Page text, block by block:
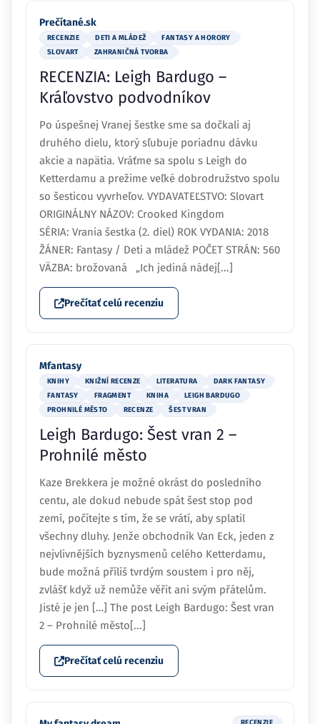
Prečítané.sk
RECENZIE DETI A MLÁDEŽ
FANTASY A HORORY
SLOVART
ZAHRANIČNÁ TVORBA
RECENZIA: Leigh Bardugo –
Kráľovstvo podvodníkov
Po úspešnej Vranej šestke sme sa dočkali aj
druhého dielu, ktorý sľubuje poriadnu dávku
akcie a napätia. Vráťme sa spolu s Leigh do
Ketterdamu a prežime veľké dobrodružstvo spolu
so šesticou vyvrheľov. VYDAVATEĽSTVO: Slovart
ORIGINÁLNY NÁZOV: Crooked Kingdom
SÉRIA: Vrania šestka (2. diel) ROK VYDANIA: 2018
ŽÁNER: Fantasy / Deti a mládež POČET STRÁN: 560
VÄZBA: brožovaná „Ich jediná nádej[...]
Prečítať celú recenziu
Mfantasy
KNIHY KNIŽNÍ RECENZE LITERATURA
DARK FANTASY
FANTASY
FRAGMENT KNIHA
LEIGH BARDUGO
PROHNILÉ MĚSTO
RECENZE ŠEST VRAN
Leigh Bardugo: Šest vran 2 –
Prohnilé město
Kaze Brekkera je možné okrást do posledního
centu, ale dokud nebude spát šest stop pod
zemí, počítejte s tím, že se vrátí, aby splatil
všechny dluhy. Jenže obchodník Van Eck, jeden z
nejvlivnějších byznysmenů celého Ketterdamu,
bude možná příliš tvrdým soustem i pro něj,
zvlášť když už nemůže věřit ani svým přátelům.
Jisté je jen […] The post Leigh Bardugo: Šest vran
2 – Prohnilé město[...]
Prečítať celú recenziu